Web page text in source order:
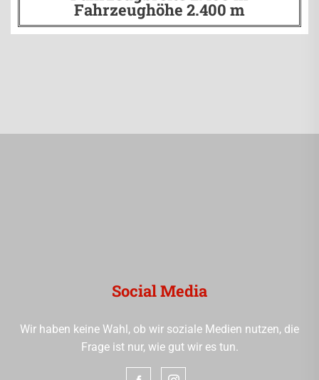
Fahrzeughöhe 2.400 m
Social Media
Wir haben keine Wahl, ob wir soziale Medien nutzen, die
Frage ist nur, wie gut wir es tun.